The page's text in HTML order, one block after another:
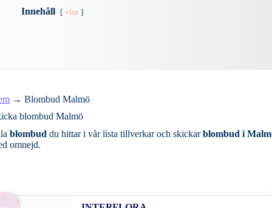
Innehåll visa
→ Blombud Malmö
blombud Malmö
blombud du hittar i vår lista tillverkar och skickarblombud i
omnejd.